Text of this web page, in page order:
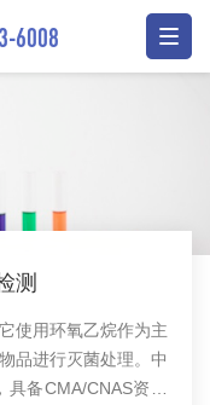
6008
测
使用环氧乙烷作为主
品进行灭菌处理。中
备CMA/CNAS资质